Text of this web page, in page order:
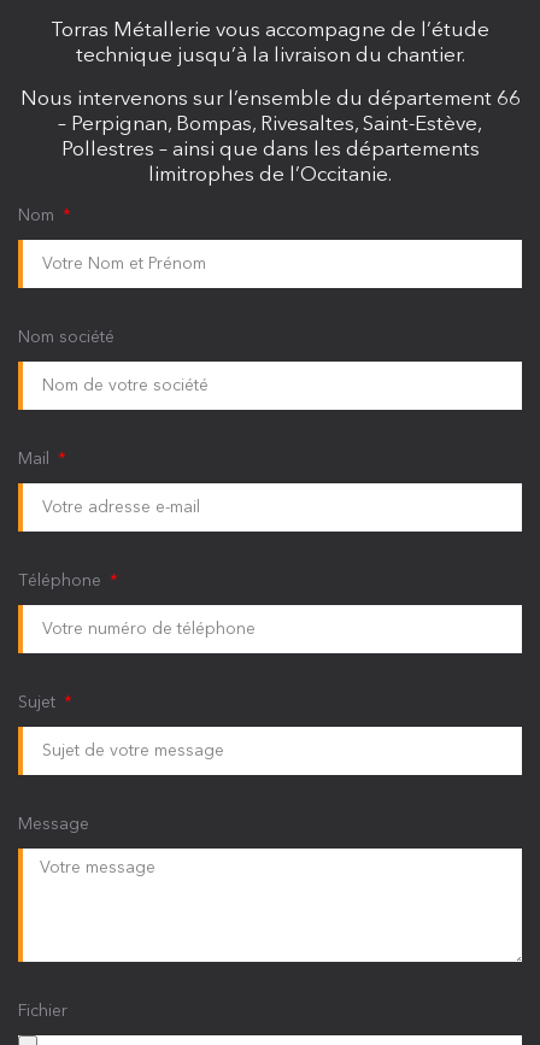
Torras Métallerie vous accompagne de l’étude
technique jusqu’à la livraison du chantier.
Nous intervenons sur l’ensemble du département 66
– Perpignan, Bompas, Rivesaltes, Saint-Estève,
Pollestres – ainsi que dans les départements
limitrophes de l’Occitanie.
Nom
Nom société
Mail
Téléphone
Sujet
Message
Fichier